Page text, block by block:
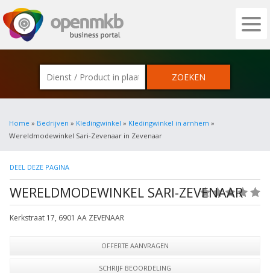
OPENMKB - DE ZAKELIJKE PORTAL
Home » Bedrijven » Kledingwinkel » Kledingwinkel in arnhem »
Wereldmodewinkel Sari-Zevenaar in Zevenaar
DEEL DEZE PAGINA
WERELDMODEWINKEL SARI-ZEVENAAR
Kerkstraat 17, 6901 AA ZEVENAAR
OFFERTE AANVRAGEN
SCHRIJF BEOORDELING